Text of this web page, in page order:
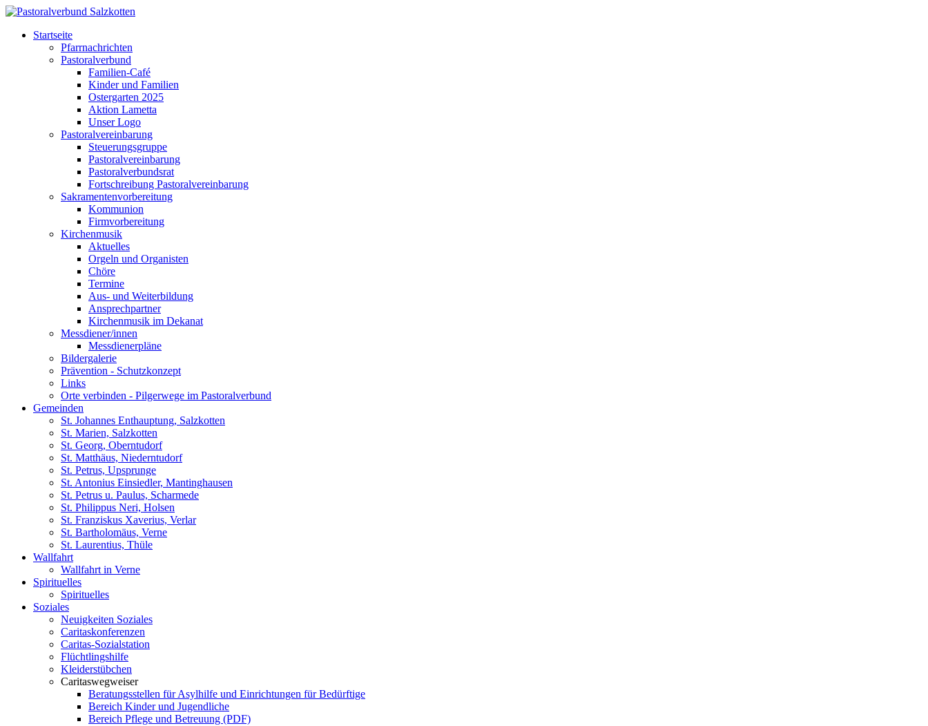
Startseite
Pfarrnachrichten
Pastoralverbund
Familien-Café
Kinder und Familien
Ostergarten 2025
Aktion Lametta
Unser Logo
Pastoralvereinbarung
Steuerungsgruppe
Pastoralvereinbarung
Pastoralverbundsrat
Fortschreibung Pastoralvereinbarung
Sakramentenvorbereitung
Kommunion
Firmvorbereitung
Kirchenmusik
Aktuelles
Orgeln und Organisten
Chöre
Termine
Aus- und Weiterbildung
Ansprechpartner
Kirchenmusik im Dekanat
Messdiener/innen
Messdienerpläne
Bildergalerie
Prävention - Schutzkonzept
Links
Orte verbinden - Pilgerwege im Pastoralverbund
Gemeinden
St. Johannes Enthauptung, Salzkotten
St. Marien, Salzkotten
St. Georg, Oberntudorf
St. Matthäus, Niederntudorf
St. Petrus, Upsprunge
St. Antonius Einsiedler, Mantinghausen
St. Petrus u. Paulus, Scharmede
St. Philippus Neri, Holsen
St. Franziskus Xaverius, Verlar
St. Bartholomäus, Verne
St. Laurentius, Thüle
Wallfahrt
Wallfahrt in Verne
Spirituelles
Spirituelles
Soziales
Neuigkeiten Soziales
Caritaskonferenzen
Caritas-Sozialstation
Flüchtlingshilfe
Kleiderstübchen
Caritaswegweiser
Beratungsstellen für Asylhilfe und Einrichtungen für Bedürftige
Bereich Kinder und Jugendliche
Bereich Pflege und Betreuung (PDF)